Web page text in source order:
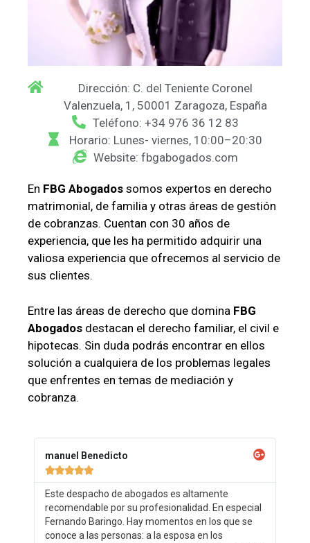
Dirección: C. del Teniente Coronel
Valenzuela, 1, 50001 Zaragoza, España
Teléfono: +34 976 36 12 83
Horario: Lunes- viernes, 10:00–20:30
Website: fbgabogados.com
En FBG Abogados somos expertos en derecho
matrimonial, de familia y otras áreas de gestión
de cobranzas. Cuentan con 30 años de
experiencia, que les ha permitido adquirir una
valiosa experiencia que ofrecemos al servicio de
sus clientes.
Entre las áreas de derecho que domina FBG
Abogados destacan el derecho familiar, el civil e
hipotecas. Sin duda podrás encontrar en ellos
solución a cualquiera de los problemas legales
que enfrentes en temas de mediación y
cobranza.
manuel Benedicto

Este despacho de abogados es altamente
recomendable por su profesionalidad. En especial
Fernando Baringo. Hay momentos en los que se
conoce a las personas: a la esposa en los